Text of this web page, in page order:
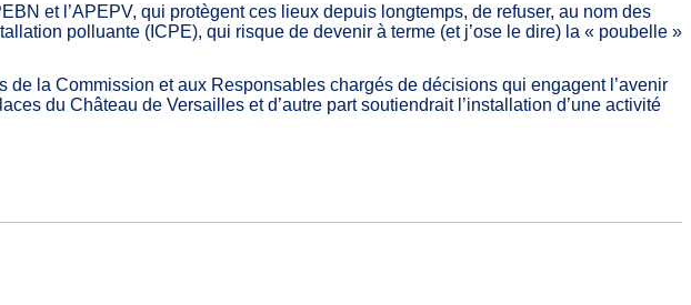
et l’APEPV, qui protègent ces lieux depuis longtemps, de refuser, au nom des
polluante (ICPE), qui risque de devenir à terme (et j’ose le dire) la « poubelle »
la Commission et aux Responsables chargés de décisions qui engagent l’avenir
du Château de Versailles et d’autre part soutiendrait l’installation d’une activité